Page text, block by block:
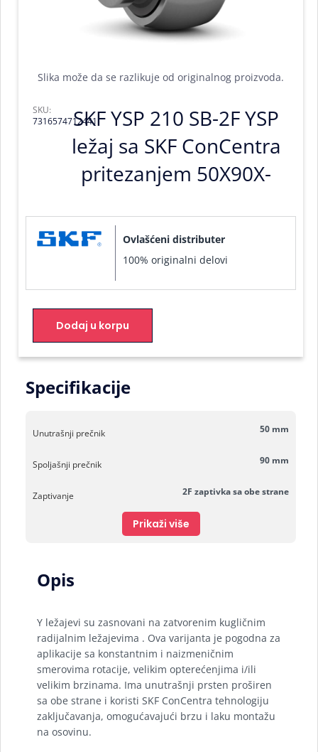
Slika može da se razlikuje od originalnog proizvoda.
SKF YSP 210 SB-2F YSP
ležaj sa SKF ConCentra
pritezanjem 50X90X-
SKU:
7316574712441
Ovlašćeni distributer
100% originalni delovi
Dodaj u korpu
Specifikacije
Unutrašnji prečnik 50 mm
Spoljašnji prečnik 90 mm
Zaptivanje 2F zaptivka sa obe strane
Prikaži više
Opis
Y ležajevi su zasnovani na zatvorenim kugličnim
radijalnim ležajevima . Ova varijanta je pogodna za
aplikacije sa konstantnim i naizmeničnim
smerovima rotacije, velikim opterećenjima i/ili
velikim brzinama. Ima unutrašnji prsten proširen
sa obe strane i koristi SKF ConCentra tehnologiju
zaključavanja, omogućavajući brzu i laku montažu
na osovinu.